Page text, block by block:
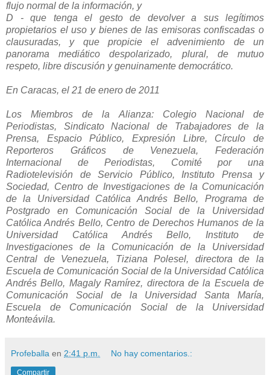
flujo normal de la información, y
D - que tenga el gesto de devolver a sus legítimos
propietarios el uso y bienes de las emisoras confiscadas o
clausuradas, y que propicie el advenimiento de un
panorama mediático despolarizado, plural, de mutuo
respeto, libre discusión y genuinamente democrático.
En Caracas, el 21 de enero de 2011
Los Miembros de la Alianza: Colegio Nacional de
Periodistas, Sindicato Nacional de Trabajadores de la
Prensa, Espacio Público, Expresión Libre, Círculo de
Reporteros Gráficos de Venezuela, Federación
Internacional de Periodistas, Comité por una
Radiotelevisión de Servicio Público, Instituto Prensa y
Sociedad, Centro de Investigaciones de la Comunicación
de la Universidad Católica Andrés Bello, Programa de
Postgrado en Comunicación Social de la Universidad
Católica Andrés Bello, Centro de Derechos Humanos de la
Universidad Católica Andrés Bello, Instituto de
Investigaciones de la Comunicación de la Universidad
Central de Venezuela, Tiziana Polesel, directora de la
Escuela de Comunicación Social de la Universidad Católica
Andrés Bello, Magaly Ramírez, directora de la Escuela de
Comunicación Social de la Universidad Santa María,
Escuela de Comunicación Social de la Universidad
Monteávila.
Profeballa en 2:41 p.m. No hay comentarios.:
Compartir